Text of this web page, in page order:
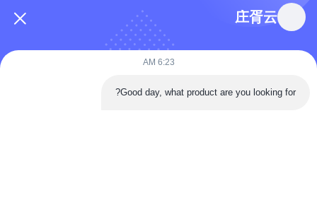
庄胥云
6:23 AM
Good day, what product are you looking for?